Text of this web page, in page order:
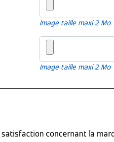
Image taille maxi 2 Mo
Image taille maxi 2 Mo
concernant la